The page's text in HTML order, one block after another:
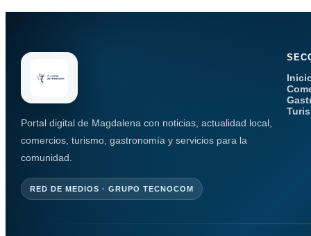
Portal digital de Magdalena con noticias, actualidad local,
comercios, turismo, gastronomía y servicios para la
comunidad.
RED DE MEDIOS · GRUPO TECNOCOM